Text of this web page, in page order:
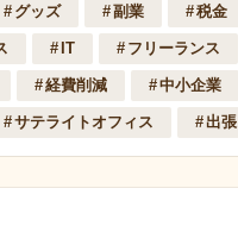
グッズ 副業 税金
IT フリーランス
経費削減 中小企業
サテライトオフィス 出張